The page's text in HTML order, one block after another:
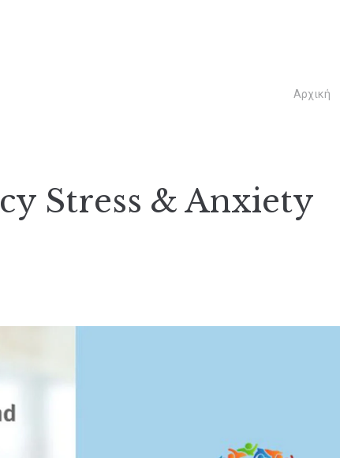
Αρχική
Stress & Anxiety